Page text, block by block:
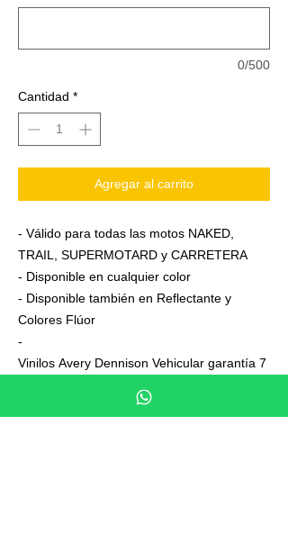
0/500
Cantidad *
Agregar al carrito
- Válido para todas las motos NAKED,
TRAIL, SUPERMOTARD y CARRETERA
- Disponible en cualquier color
- Disponible también en Reflectante y
Colores Flúor
-
Vinilos Avery Dennison Vehicular garantía 7
- Junto a su pedido se adjuntan unas